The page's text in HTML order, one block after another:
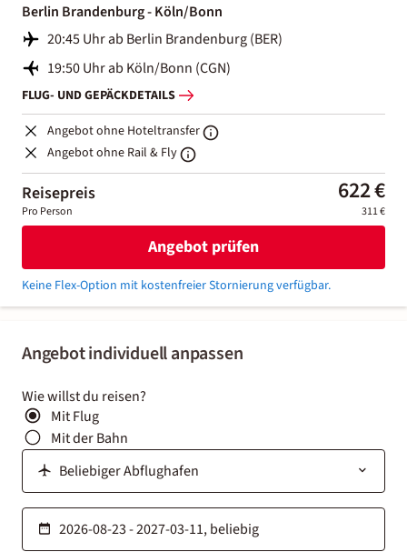
Angebot individuell anpassen
Wie willst du reisen?
Mit Flug
Mit der Bahn
Berlin Brandenburg - Köln/Bonn
20:45 Uhr ab Berlin Brandenburg (BER)
19:50 Uhr ab Köln/Bonn (CGN)
FLUG- UND GEPÄCKDETAILS
Angebot ohne Hoteltransfer
Angebot ohne Rail & Fly
Reisepreis 622 €
Pro Person 311 €
Angebot prüfen
Keine Flex-Option mit kostenfreier Stornierung verfügbar.